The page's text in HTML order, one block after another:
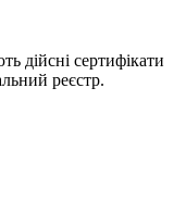
дійсні сертифікати
реєстр.